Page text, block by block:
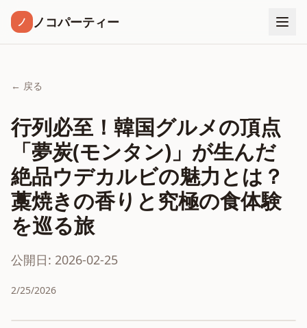
ノ ノコパーティー
← 戻る
行列必至！韓国グルメの頂点
「夢炭(モンタン)」が生んだ
絶品ウデカルビの魅力とは？
藁焼きの香りと究極の食体験
を巡る旅
公開日: 2026-02-25
2/25/2026